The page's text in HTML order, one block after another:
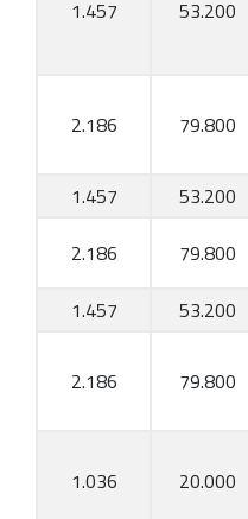
53.200
1.457
79.800
2.186
53.200
1.457
79.800
2.186
53.200
1.457
79.800
2.186
20.000
1.036